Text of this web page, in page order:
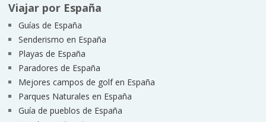
Viajar por España
Guías de España
Senderismo en España
Playas de España
Paradores de España
Mejores campos de golf en España
Parques Naturales en España
Guía de pueblos de España